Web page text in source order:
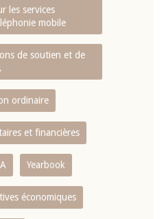
les services
mobile
de soutien et de
ordinaire
et financières
Yearbook
économiques